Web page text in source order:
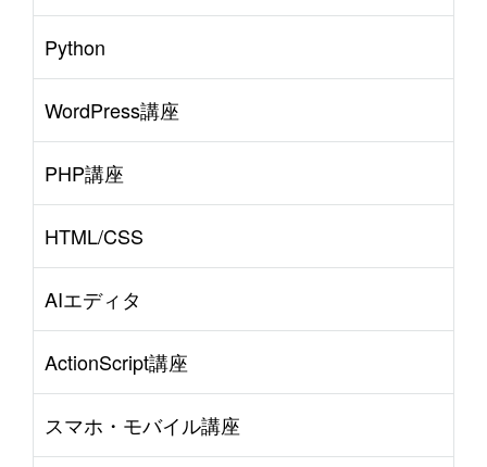
Python
WordPress講座
PHP講座
HTML/CSS
AIエディタ
ActionScript講座
スマホ・モバイル講座